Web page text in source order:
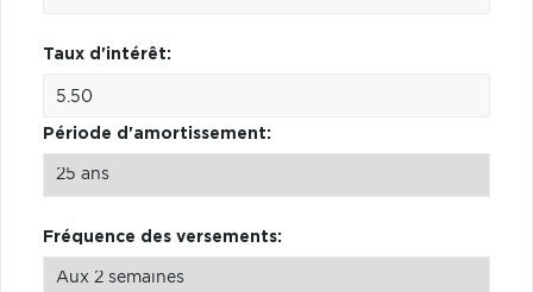
Taux d'intérêt:
Période d'amortissement:
Fréquence des versements: